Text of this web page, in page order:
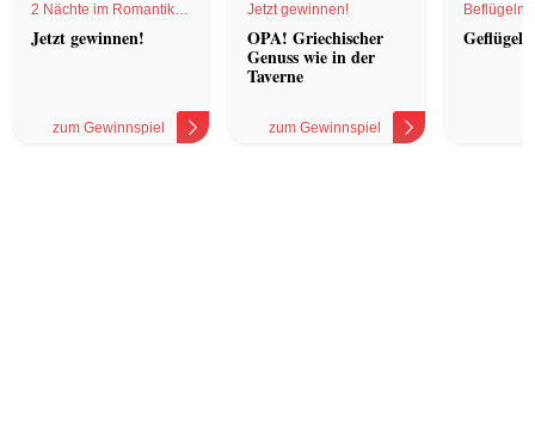
2 Nächte im Romantik
Hotel
Jetzt gewinnen!
zum Gewinnspiel
Jetzt gewinnen!
OPA! Griechischer
Genuss wie in der
Taverne
zum Gewinnspiel
Geflügel